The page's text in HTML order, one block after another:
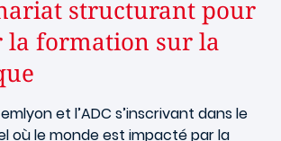
structurant pour
la formation sur la
et l’ADC s’inscrivant dans le
où le monde est impacté par la